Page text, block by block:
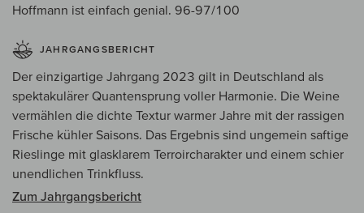
Hoffmann ist einfach genial. 96-97/100
JAHRGANGSBERICHT
Der einzigartige Jahrgang 2023 gilt in Deutschland als
spektakulärer Quantensprung voller Harmonie. Die Weine
vermählen die dichte Textur warmer Jahre mit der rassigen
Frische kühler Saisons. Das Ergebnis sind ungemein saftige
Rieslinge mit glasklarem Terroircharakter und einem schier
unendlichen Trinkfluss.
Zum Jahrgangsbericht